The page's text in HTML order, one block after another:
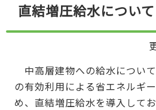
こ
直結増圧給水について
中高層建物への給水につい
の有効利用による省エネルギ
め、直結増圧給水を導入してお